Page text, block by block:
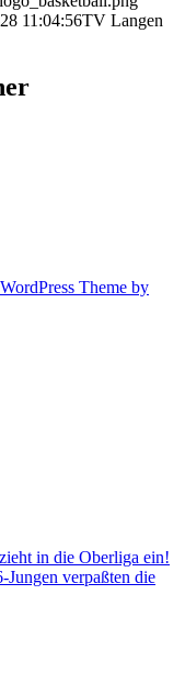
11:04:56TV Langen
Theme by
Jungen verpaßten die